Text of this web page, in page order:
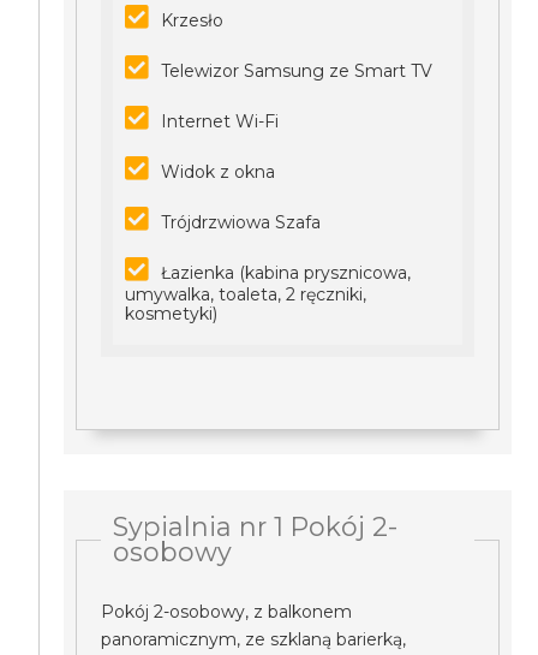
Krzesło
Telewizor Samsung ze Smart TV
Internet Wi-Fi
Widok z okna
Trójdrzwiowa Szafa
Łazienka (kabina prysznicowa,
umywalka, toaleta, 2 ręczniki,
kosmetyki)
Sypialnia nr 1 Pokój 2-
osobowy
Pokój 2-osobowy, z balkonem
panoramicznym, ze szklaną barierką,